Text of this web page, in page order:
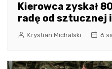
Kierowca zyskał
radę od
Krystian Michalski 6